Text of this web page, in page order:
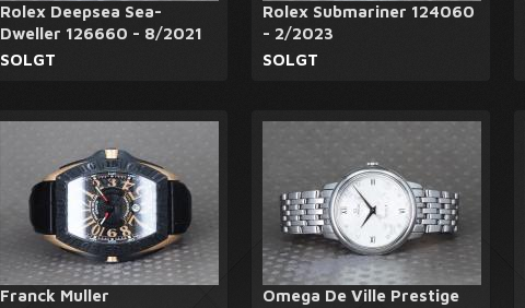
Rolex Deepsea Sea-
Dweller 126660 - 8/2021
SOLGT
Rolex Submariner 124060
- 2/2023
SOLGT
Franck Muller Omega De Ville Prestige